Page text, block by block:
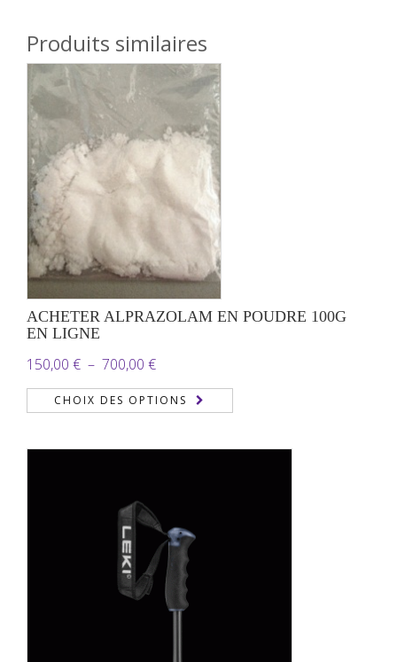
Produits similaires
ACHETER ALPRAZOLAM EN POUDRE 100G
EN LIGNE
150,00 € – 700,00 €Plage
de
prix :
CHOIX DES OPTIONS